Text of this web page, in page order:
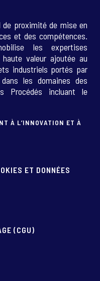
proximité de mise en
et des compétences.
les expertises
valeur ajoutée au
industriels portés par
les domaines des
Procédés incluant le
À L’INNOVATION ET À
ET DONNÉES
(CGU)